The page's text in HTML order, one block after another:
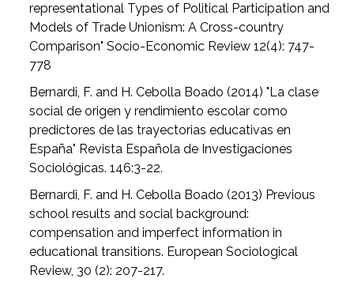
representational Types of Political Participation and
Models of Trade Unionism: A Cross-country
Comparison" Socio-Economic Review 12(4): 747-
778
Bernardi, F. and H. Cebolla Boado (2014) "La clase
social de origen y rendimiento escolar como
predictores de las trayectorias educativas en
España" Revista Española de Investigaciones
Sociológicas. 146:3-22.
Bernardi, F. and H. Cebolla Boado (2013) Previous
school results and social background:
compensation and imperfect information in
educational transitions. European Sociological
Review, 30 (2): 207-217.